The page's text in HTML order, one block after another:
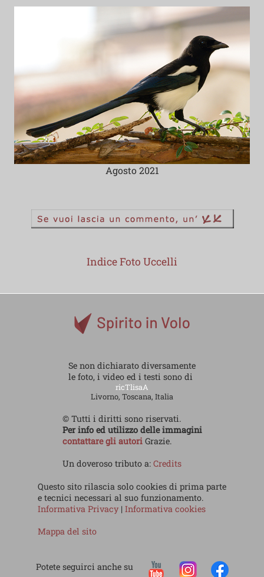
Agosto 2021
Indice Foto Uccelli
Se non dichiarato diversamente
le foto, i video ed i testi sono di
ricTlisaA
Livorno, Toscana, Italia
© Tutti i diritti sono riservati.
Per info ed utilizzo delle immagini
contattare gli autoriGrazie.
Un doveroso tributo a: Credits
Questo sito rilascia solo cookies di prima parte
e tecnici necessari al suo funzionamento.
Informativa Privacy | Informativa cookies
Mappa del sito
Potete seguirci anche su